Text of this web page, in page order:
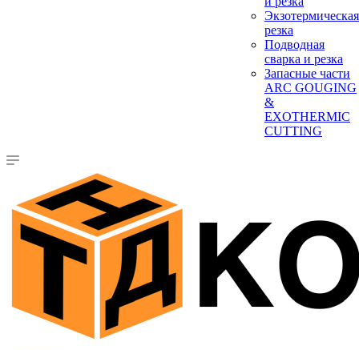
Экзотермическая
резка
Подводная
сварка и резка
Запасные части
ARC GOUGING
&
EXOTHERMIC
CUTTING